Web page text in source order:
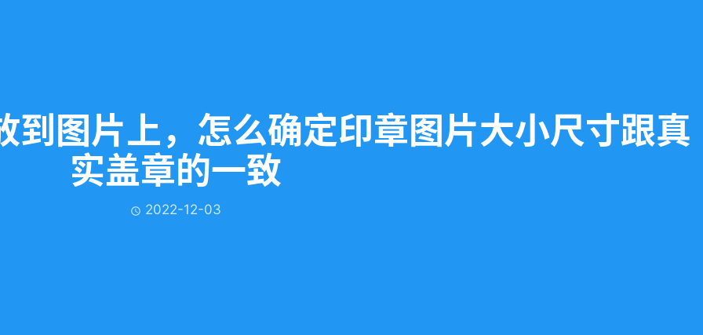
图片上，怎么确定印章图片大小尺寸跟真
实盖章的一致
 2022-12-03